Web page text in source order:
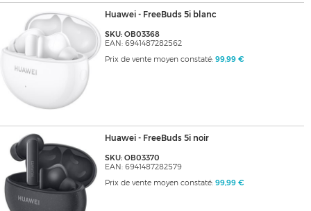
Huawei - FreeBuds 5i blanc
SKU: OB03368
EAN: 6941487282562
Prix de vente moyen constaté: 99,99 €
Huawei - FreeBuds 5i noir
SKU: OB03370
EAN: 6941487282579
Prix de vente moyen constaté: 99,99 €